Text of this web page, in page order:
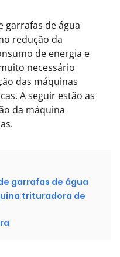
de água
redução da
de energia e
necessário
das máquinas
A seguir estão as
da máquina
garrafas de água
trituradora de